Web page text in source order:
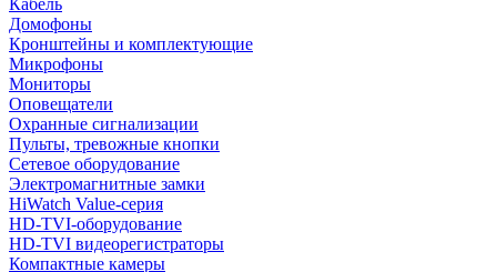
Кабель
Домофоны
Кронштейны и комплектующие
Микрофоны
Мониторы
Оповещатели
Охранные сигнализации
Пульты, тревожные кнопки
Сетевое оборудование
Электромагнитные замки
HiWatch Value-серия
HD-TVI-оборудование
HD-TVI видеорегистраторы
Компактные камеры